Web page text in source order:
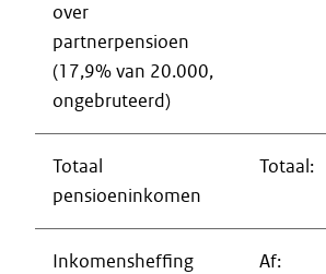
over
partnerpensioen
(17,9% van 20.000,
ongebruteerd)
Totaal
pensioeninkomen
Totaal:
Inkomensheffing
Af: